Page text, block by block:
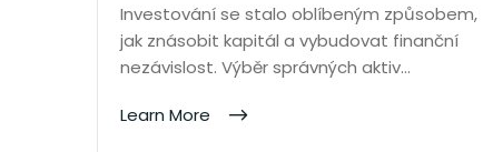
Investování se stalo oblíbeným způsobem,
jak znásobit kapitál a vybudovat finanční
nezávislost. Výběr správných aktiv…
Learn More